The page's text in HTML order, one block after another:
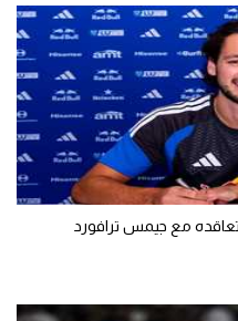
مع جيمس ترافورد